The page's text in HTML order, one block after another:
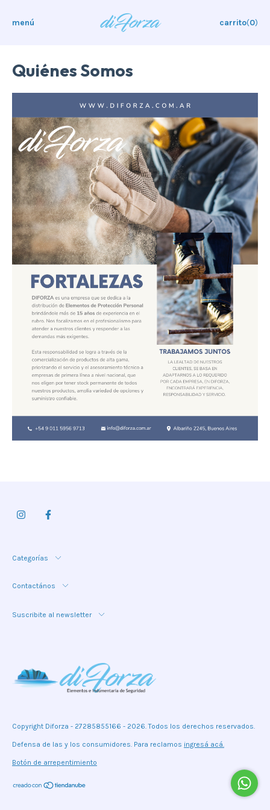
menú carrito(0)
Quiénes Somos
Categorías
Contactános
Suscribite al newsletter
Copyright Diforza - 27285855166 - 2026. Todos los derechos reservados.
Defensa de las y los consumidores. Para reclamos ingresá acá.
Botón de arrepentimiento